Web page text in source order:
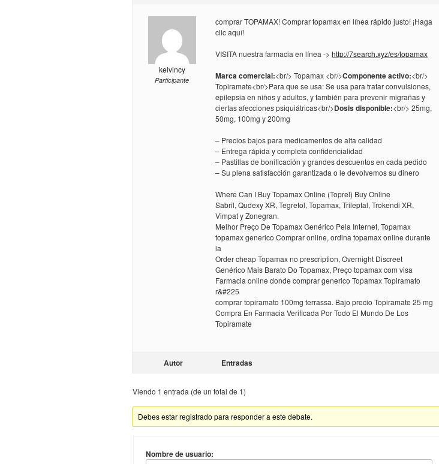
kelvincy
Participante
comprar TOPAMAX! Comprar topamax en línea rápido justo! ¡Haga
clic aquí!
VISITA nuestra farmacia en línea -> http://7search.xyz/es/topamax
Marca comercial:<br/> Topamax <br/>Componente activo:<br/>
Topiramate<br/>Para que se usa: Se usa para tratar convulsiones,
epilepsia en niños y adultos, y también para prevenir migrañas y
ciertas afecciones psiquiátricas<br/>Dosis disponible:<br/> 25mg,
50mg, 100mg y 200mg
– Precios bajos para medicamentos de alta calidad
– Entrega rápida y completa confidencialidad
– Pastillas de bonificación y grandes descuentos en cada pedido
– Su plena satisfacción garantizada o le devolvemos su dinero
Where Can I Buy Topamax Online (Toprel) Buy Online
Sabril, Qudexy XR, Tegretol, Topamax, Trileptal, Trokendi XR,
Vimpat y Zonegran.
Melhor Preço De Topamax Genérico Pela Internet, Topamax
topamax generico Comprar online, ordina topamax online durante
la
Order cheap Topamax no prescription, Overnight Discreet
Genérico Mais Barato Do Topamax, Preço topamax com visa
Farmacia online donde comprar generico Topamax Topiramato
r&#225
comprar topiramato 100mg terrassa. Bajo precio Topiramate 25 mg
Compra En Farmacia Verificada Por Todo El Mundo De Los
Topiramate
Autor Entradas
Viendo 1 entrada (de un total de 1)
Debes estar registrado para responder a este debate.
Nombre de usuario: